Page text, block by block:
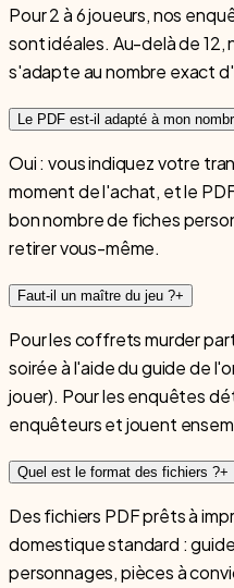
Pour 2 à 6 joueurs, nos
sont idéales. Au-delà de
s'adapte au nombre exact
Le PDF est-il adapté à mon
Oui : vous indiquez votre
moment de l'achat, et le
bon nombre de fiches
retirer vous-même.
Faut-il un maître du jeu ?+
Pour les coffrets murder
soirée à l'aide du guide de
jouer). Pour les enquêtes
enquêteurs et jouent
Quel est le format des fichiers ?+
Des fichiers PDF prêts à
domestique standard :
personnages, pièces à